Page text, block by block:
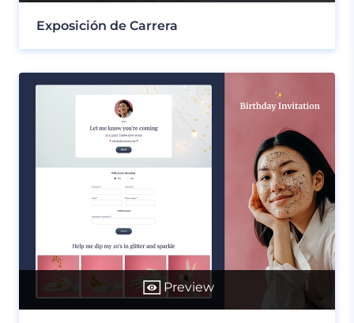
Exposición de Carrera
Preview